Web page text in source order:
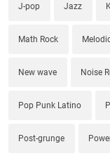
J-pop Jazz
Math Rock
New wave Noise
Pop Punk Latino
Post-grunge